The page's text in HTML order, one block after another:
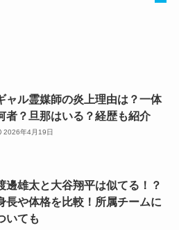
ャル霊媒師の炎上理由は？一体
者？旦那はいる？経歴も紹介
2026年4月19日
邊雄太と大谷翔平は似てる！？
長や体格を比較！所属チームに
いても